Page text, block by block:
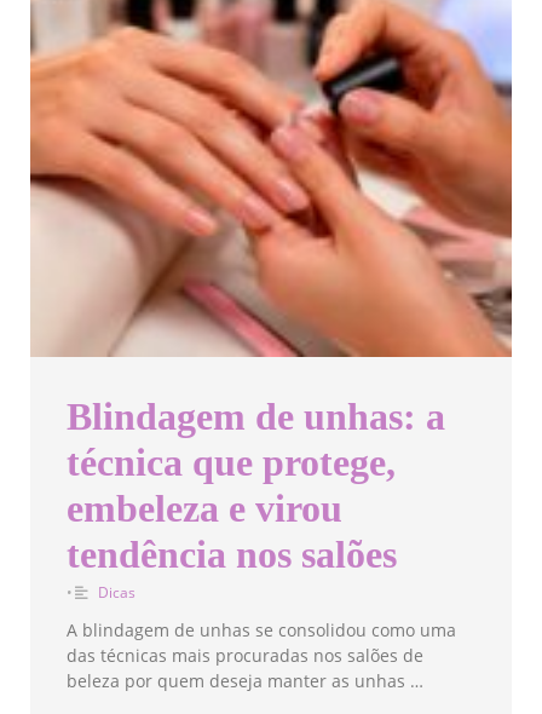
Blindagem de unhas: a
técnica que protege,
embeleza e virou
tendência nos salões
• Dicas
A blindagem de unhas se consolidou como uma
das técnicas mais procuradas nos salões de
beleza por quem deseja manter as unhas …